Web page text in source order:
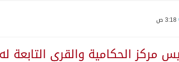
الصيد والأنشطة البحرية عن خدمات بوابة “زاول”
فلسطينياً بالضفة
مركز الحكامية والقرى